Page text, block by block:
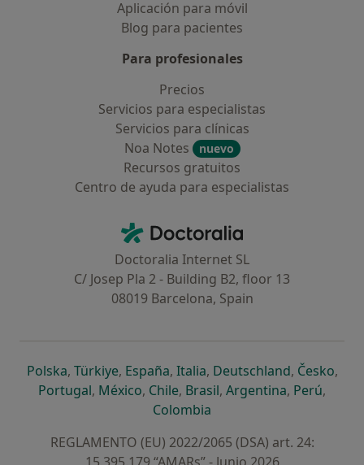
Aplicación para móvil
Blog para pacientes
Para profesionales
Precios
Servicios para especialistas
Servicios para clínicas
Noa Notes
nuevo
Recursos gratuitos
Centro de ayuda para especialistas
Doctoralia - Página de inicio
Doctoralia Internet SL
C/ Josep Pla 2 - Building B2, floor 13
08019 Barcelona, Spain
Polskase abre en una nueva pestaña
, Türkiyese abre en una nueva pestaña
, Españase abre en una nueva pestaña
, Italiase abre en una nueva
, Deutschlandse abre en
, Českose
,
Portugalse abre en una nueva pestaña
, Méxicose abre en una nueva pestaña
, Chilese abre en una nueva pestaña
, Brasilse abre en una nueva
, Argentinase abre en
, Perúse
,
Colombia
REGLAMENTO (EU) 2022/2065 (DSA) art. 24: